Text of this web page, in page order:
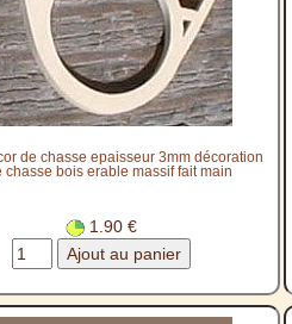
de chasse epaisseur 3mm décoration
chasse bois erable massif fait main
1.90 €